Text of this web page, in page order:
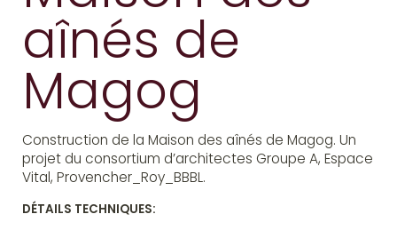
aînés de
Magog
Construction de la Maison des aînés de Magog. Un
projet du consortium d’architectes Groupe A, Espace
Vital, Provencher_Roy_BBBL.
DÉTAILS TECHNIQUES: